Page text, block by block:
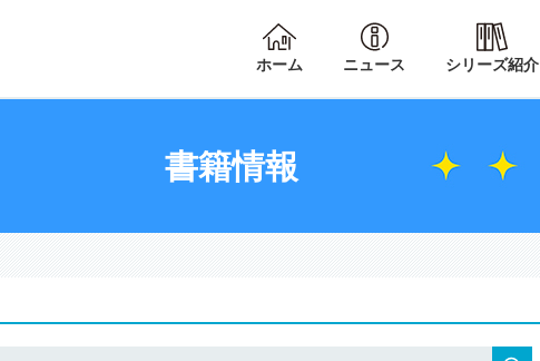
ホーム ニュース シリーズ紹介
書籍情報